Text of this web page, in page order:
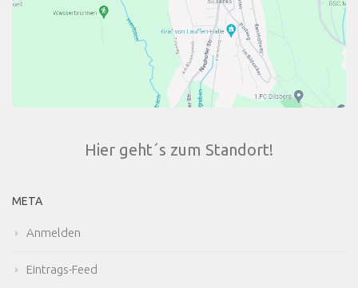
Hier geht´s zum Standort!
META
Anmelden
Eintrags-Feed